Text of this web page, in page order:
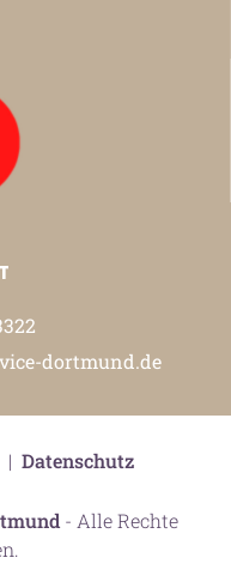
dortmund.de
- Alle Rechte
Datenschutz